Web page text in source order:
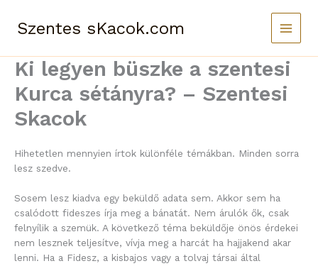
contentSzentes sKacok.com
Ki legyen büszke a szentesi
Kurca sétányra? – Szentesi
Skacok
Hihetetlen mennyien írtok különféle témákban. Minden sorra
lesz szedve.
Sosem lesz kiadva egy beküldő adata sem. Akkor sem ha
csalódott fideszes írja meg a bánatát. Nem árulók ők, csak
felnyílik a szemük. A következő téma beküldője önös érdekei
nem lesznek teljesítve, vívja meg a harcát ha hajjakend akar
lenni. Ha a Fidesz, a kisbajos vagy a tolvaj társai által